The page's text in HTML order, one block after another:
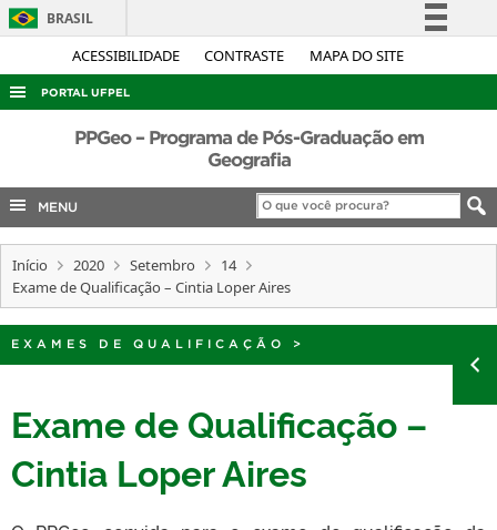
ACESSIBILIDADE CONTRASTE MAPA DO SITE
BRASIL
Simplifique!
Acesso à informação
Legislação
Canais
PORTAL UFPEL
ACESSO À INFORMAÇÃO
COBALTO
CONCURSOS
EDITAIS
TELEFONES
PPGeo – Programa de Pós-Graduação em
Geografia
MENU
Início 2020 Setembro
14
Exame de Qualificação – Cintia Loper Aires
EXAMES DE QUALIFICAÇÃO >
Exame de Qualificação –
Cintia Loper Aires